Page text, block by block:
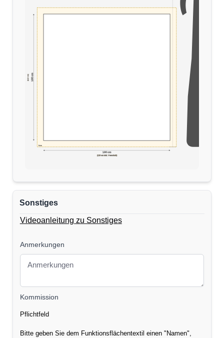
100 cm
(110 cm inkl. Verschnitt)
100 cm
(110 cm)
5cm
Sonstiges
Videoanleitung zu Sonstiges
Anmerkungen
Kommission
Pflichtfeld
Bitte geben Sie dem Funktionsflächentextil einen "Namen",